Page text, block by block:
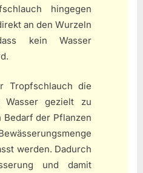
hingegen
an den Wurzeln
kein Wasser
Tropfschlauch die
Wasser gezielt zu
der Pflanzen
werden. Dadurch
und damit